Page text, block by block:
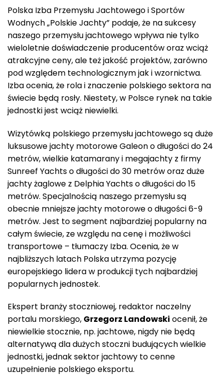
Polska Izba Przemysłu Jachtowego i Sportów
Wodnych „Polskie Jachty” podaje, że na sukcesy
naszego przemysłu jachtowego wpływa nie tylko
wieloletnie doświadczenie producentów oraz wciąż
atrakcyjne ceny, ale też jakość projektów, zarówno
pod względem technologicznym jak i wzornictwa.
Izba ocenia, że rola i znaczenie polskiego sektora na
świecie będą rosły. Niestety, w Polsce rynek na takie
jednostki jest wciąż niewielki.
Wizytówką polskiego przemysłu jachtowego są duże
luksusowe jachty motorowe Galeon o długości do 24
metrów, wielkie katamarany i megajachty z firmy
Sunreef Yachts o długości do 30 metrów oraz duże
jachty żaglowe z Delphia Yachts o długości do 15
metrów. Specjalnością naszego przemysłu są
obecnie mniejsze jachty motorowe o długości 6-9
metrów. Jest to segment najbardziej popularny na
całym świecie, ze względu na cenę i możliwości
transportowe – tłumaczy Izba. Ocenia, że w
najbliższych latach Polska utrzyma pozycję
europejskiego lidera w produkcji tych najbardziej
popularnych jednostek.
Ekspert branży stoczniowej, redaktor naczelny
portalu morskiego, Grzegorz Landowski ocenił, że
niewielkie stocznie, np. jachtowe, nigdy nie będą
alternatywą dla dużych stoczni budujących wielkie
jednostki, jednak sektor jachtowy to cenne
uzupełnienie polskiego eksportu.